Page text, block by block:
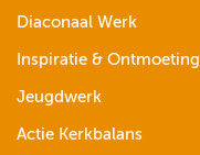
Diaconaal Werk
Inspiratie & Ontmoeting
Jeugdwerk
Actie Kerkbalans